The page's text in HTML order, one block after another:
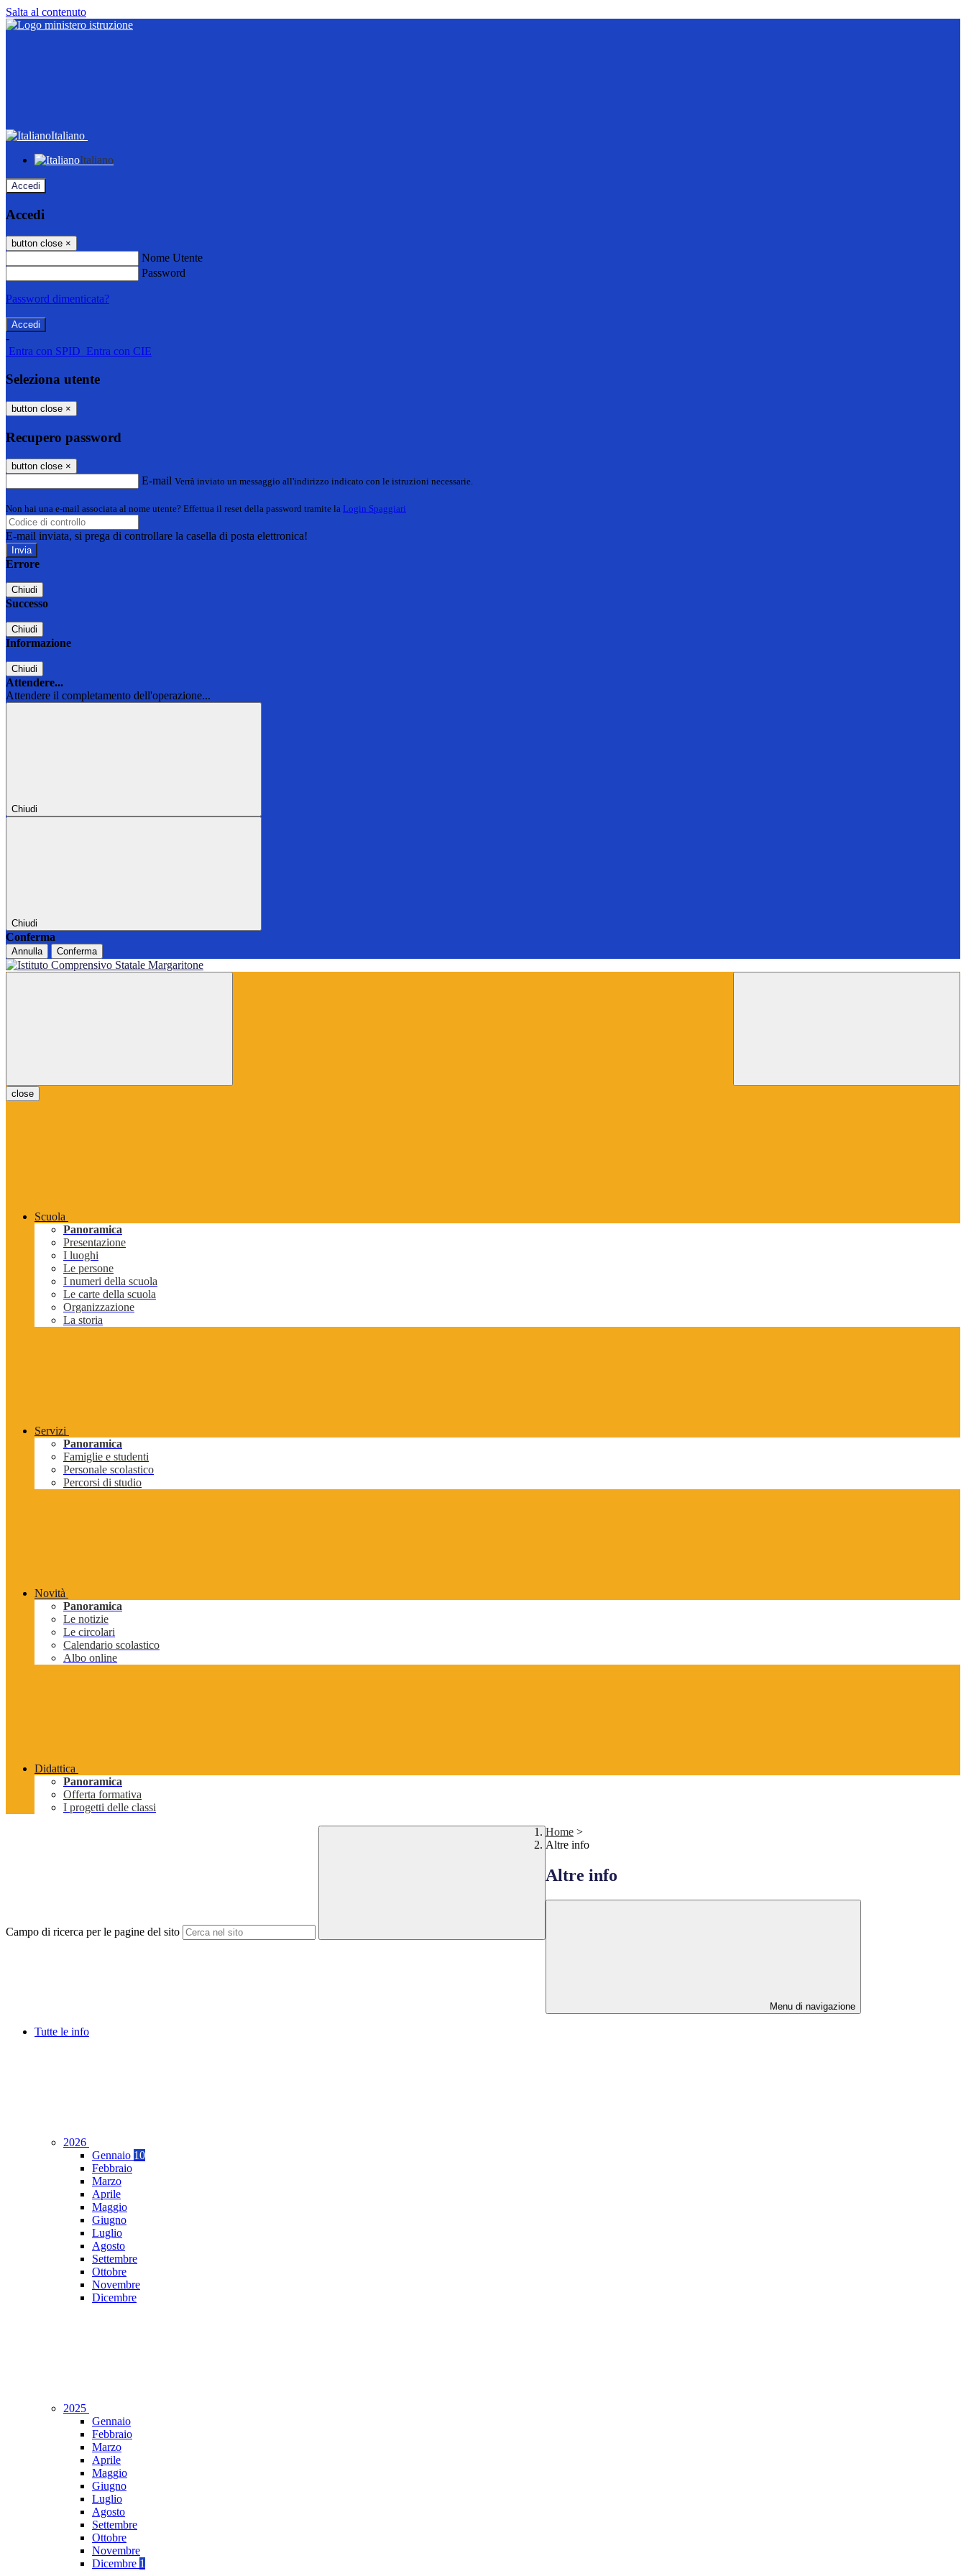
Salta al contenuto
Italiano
Italiano
Accedi
Accedi
button close ×
Nome Utente
Password
Password dimenticata?
-
Entra con SPID Entra con CIE
Seleziona utente
button close ×
Recupero password
button close ×
E-mail Verrà inviato un messaggio all'indirizzo indicato con le istruzioni necessarie.
Non hai una e-mail associata al nome utente? Effettua il reset della password tramite la Login Spaggiari
E-mail inviata, si prega di controllare la casella di posta elettronica!
Errore
Chiudi
Successo
Chiudi
Informazione
Chiudi
Attendere...
Attendere il completamento dell'operazione...
Chiudi
Chiudi
Conferma
Annulla Conferma
close
Scuola
Panoramica
Presentazione
I luoghi
Le persone
I numeri della scuola
Le carte della scuola
Organizzazione
La storia
Servizi
Panoramica
Famiglie e studenti
Personale scolastico
Percorsi di studio
Novità
Panoramica
Le notizie
Le circolari
Calendario scolastico
Albo online
Didattica
Panoramica
Offerta formativa
I progetti delle classi
Campo di ricerca per le pagine del sito
Home >
Altre info
Altre info
Menu di navigazione
Tutte le info
2026
Gennaio 10
Febbraio
Marzo
Aprile
Maggio
Giugno
Luglio
Agosto
Settembre
Ottobre
Novembre
Dicembre
2025
Gennaio
Febbraio
Marzo
Aprile
Maggio
Giugno
Luglio
Agosto
Settembre
Ottobre
Novembre
Dicembre 1